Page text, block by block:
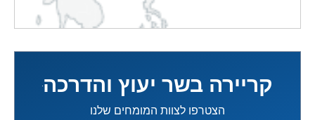
קריירה בשר יעוץ והדרכה
הצטרפו לצוות המומחים שלנו